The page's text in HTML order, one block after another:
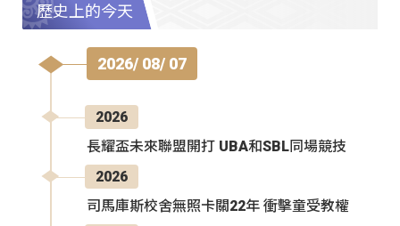
歷史上的今天
2026/ 08/ 07
2026
長耀盃未來聯盟開打 UBA和SBL同場競技
2026
司馬庫斯校舍無照卡關22年 衝擊童受教權